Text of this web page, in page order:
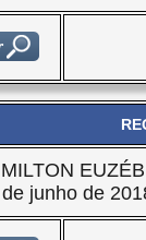
MILTON
junho de